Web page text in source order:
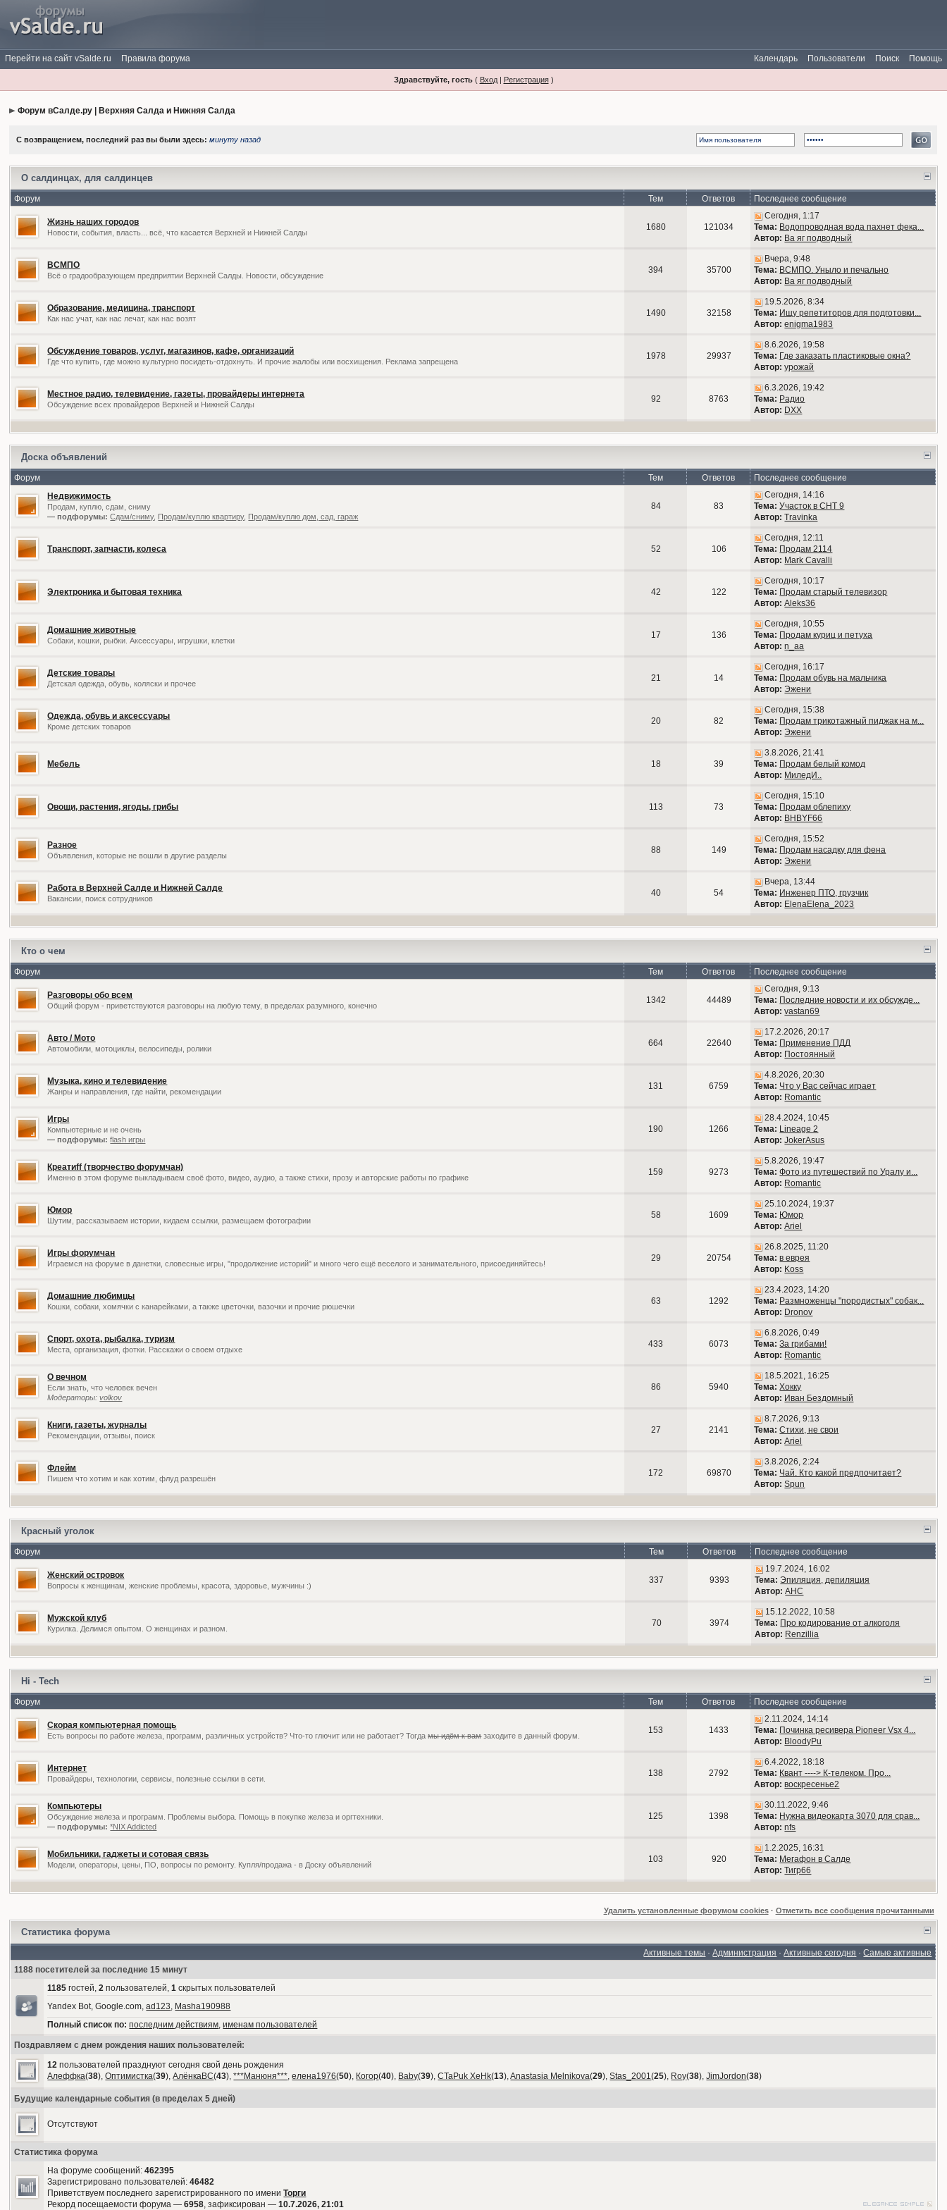
Перейти на сайт vSalde.ru Правила форума Помощь
Поиск
Пользователи
Календарь
Здравствуйте, гость( Вход| Регистрация)
Форум вСалде.ру | Верхняя Салда и Нижняя Салда
С возвращением, последний раз вы были здесь:минуту назад
О салдинцах, для салдинцев
Форум Тем Ответов Последнее сообщение
Жизнь наших городов
Новости, события, власть... всё, что касается Верхней и Нижней Салды
1680 121034
Сегодня, 1:17
Тема: Водопроводная вода пахнет фека...
Автор: Ва яг подводный
ВСМПО
Всё о градообразующем предприятии Верхней Салды. Новости, обсуждение
394 35700
Вчера, 9:48
Тема: ВСМПО. Уныло и печально
Автор: Ва яг подводный
Образование, медицина, транспорт
Как нас учат, как нас лечат, как нас возят
1490 32158
19.5.2026, 8:34
Тема: Ищу репетиторов для подготовки...
Автор: enigma1983
Обсуждение товаров, услуг, магазинов, кафе, организаций
Где что купить, где можно культурно посидеть-отдохнуть. И прочие жалобы или восхищения. Реклама запрещена
1978 29937
8.6.2026, 19:58
Тема: Где заказать пластиковые окна?
Автор: урожай
Местное радио, телевидение, газеты, провайдеры интернета
Обсуждение всех провайдеров Верхней и Нижней Салды
92 8763
6.3.2026, 19:42
Тема: Радио
Автор: DXX
Доска объявлений
Форум Тем Ответов
Последнее сообщение
Недвижимость
Продам, куплю, сдам, сниму
— подфорумы: Сдам/сниму, Продам/куплю квартиру, Продам/куплю дом, сад, гараж
84 83
Сегодня, 14:16
Тема: Участок в СНТ 9
Автор: Travinka
Транспорт, запчасти, колеса 52 106
Сегодня, 12:11
Тема: Продам 2114
Автор: Mark Cavalli
Электроника и бытовая техника 42 122
Сегодня, 10:17
Тема: Продам старый телевизор
Автор: Aleks36
Домашние животные
Собаки, кошки, рыбки. Аксессуары, игрушки, клетки
17 136
Сегодня, 10:55
Тема: Продам куриц и петуха
Автор: n_aa
Детские товары
Детская одежда, обувь, коляски и прочее
21 14
Сегодня, 16:17
Тема: Продам обувь на мальчика
Автор: Эжени
Одежда, обувь и аксессуары
Кроме детских товаров
20 82
Сегодня, 15:38
Тема: Продам трикотажный пиджак на м...
Автор: Эжени
Мебель 18 39
3.8.2026, 21:41
Тема: Продам белый комод
Автор: МиледИ..
Овощи, растения, ягоды, грибы 113 73
Сегодня, 15:10
Тема: Продам облепиху
Автор: BHBYF66
Разное
Объявления, которые не вошли в другие разделы
88 149
Сегодня, 15:52
Тема: Продам насадку для фена
Автор: Эжени
Работа в Верхней Салде и Нижней Салде
Вакансии, поиск сотрудников
40 54
Вчера, 13:44
Тема: Инженер ПТО, грузчик
Автор: ElenaElena_2023
Кто о чем
Форум Тем Ответов Последнее сообщение
Разговоры обо всем
Общий форум - приветствуются разговоры на любую тему, в пределах разумного, конечно
1342 44489
Сегодня, 9:13
Тема: Последние новости и их обсужде...
Автор: vastan69
Авто / Мото
Автомобили, мотоциклы, велосипеды, ролики
664 22640
17.2.2026, 20:17
Тема: Применение ПДД
Автор: Постоянный
Музыка, кино и телевидение
Жанры и направления, где найти, рекомендации
131 6759
4.8.2026, 20:30
Тема: Что у Вас сейчас играет
Автор: Romantic
Игры
Компьютерные и не очень
— подфорумы: flash игры
190 1266
28.4.2024, 10:45
Тема: Lineage 2
Автор: JokerAsus
Креатиff (творчество форумчан)
Именно в этом форуме выкладываем своё фото, видео, аудио, а также стихи, прозу и авторские работы по графике
159 9273
5.8.2026, 19:47
Тема: Фото из путешествий по Уралу и...
Автор: Romantic
Юмор
Шутим, рассказываем истории, кидаем ссылки, размещаем фотографии
58 1609
25.10.2024, 19:37
Тема: Юмор
Автор: Ariel
Игры форумчан
Играемся на форуме в данетки, словесные игры, "продолжение историй" и много чего ещё веселого и занимательного, присоединяйтесь!
29 20754
26.8.2025, 11:20
Тема: в еврея
Автор: Koss
Домашние любимцы
Кошки, собаки, хомячки с канарейками, а также цветочки, вазочки и прочие рюшечки
63 1292
23.4.2023, 14:20
Тема: Размноженцы "породистых" собак...
Автор: Dronov
Спорт, охота, рыбалка, туризм
Места, организация, фотки. Расскажи о своем отдыхе
433 6073
6.8.2026, 0:49
Тема: За грибами!
Автор: Romantic
О вечном
Если знать, что человек вечен
Модераторы:volkov
86 5940
18.5.2021, 16:25
Тема: Хокку
Автор: Иван Бездомный
Книги, газеты, журналы
Рекомендации, отзывы, поиск
27 2141
8.7.2026, 9:13
Тема: Стихи, не свои
Автор: Ariel
Флейм
Пишем что хотим и как хотим, флуд разрешён
172 69870
3.8.2026, 2:24
Тема: Чай. Кто какой предпочитает?
Автор: Spun
Красный уголок
Форум Тем Ответов Последнее сообщение
Женский островок
Вопросы к женщинам, женские проблемы, красота, здоровье, мужчины :)
337 9393
19.7.2024, 16:02
Тема: Эпиляция, депиляция
Автор: АНС
Мужской клуб
Курилка. Делимся опытом. О женщинах и разном.
70 3974
15.12.2022, 10:58
Тема: Про кодирование от алкоголя
Автор: Renzillia
Hi - Tech
Форум Тем Ответов Последнее сообщение
Скорая компьютерная помощь
Есть вопросы по работе железа, программ, различных устройств? Что-то глючит или не работает? Тогдамы идём к вамзаходите в данный форум.
153 1433
2.11.2024, 14:14
Тема: Починка ресивера Pioneer Vsx 4...
Автор: BloodyPu
Интернет
Провайдеры, технологии, сервисы, полезные ссылки в сети.
138 2792
6.4.2022, 18:18
Тема: Квант ----> К-телеком. Про...
Автор: воскресенье2
Компьютеры
Обсуждение железа и программ. Проблемы выбора. Помощь в покупке железа и оргтехники.
— подфорумы: *NIX Addicted
125 1398
30.11.2022, 9:46
Тема: Нужна видеокарта 3070 для срав...
Автор: nfs
Мобильники, гаджеты и сотовая связь
Модели, операторы, цены, ПО, вопросы по ремонту. Купля/продажа - в Доску объявлений
103 920
1.2.2025, 16:31
Тема: Мегафон в Салде
Автор: Тигр66
Удалить установленные форумом cookies· Отметить все сообщения прочитанными
Статистика форума
Активные темы ·Администрация ·Активные сегодня ·Самые активные
1188 посетителей за последние 15 минут
1185 гостей,2 пользователей,1 скрытых пользователей
Yandex Bot, Google.com,ad123, Masha190988
Полный список по: последним действиям,именам пользователей
Поздравляем с днем рождения наших пользователей:
12 пользователей празднуют сегодня свой день рождения
Алеффка(38),Оптимистка(39),АлёнкаВС(43),***Манюня***,елена1976(50), Когор(40), Baby(39),CTaPuk XeHk(13),Anastasia Melnikova(29),Stas_2001(25), Roy(38),JimJordon(38)
Будущие календарные события (в пределах 5 дней)
Отсутствуют
Статистика форума
На форуме сообщений:462395
Зарегистрировано пользователей:46482
Приветствуем последнего зарегистрированного по имениТорги
Рекорд посещаемости форума —6958, зафиксирован —10.7.2026, 21:01